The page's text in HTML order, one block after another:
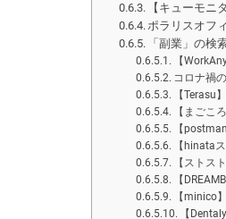
【キューモ
ポラリスオフ
「副業」の検
【
コロナ禍
【Terasu
【まごこ
【
【hinata
【ストス
【
【minico
【